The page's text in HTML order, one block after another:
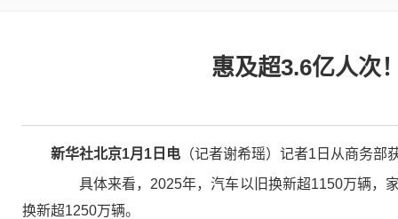
惠及超3.6亿人次
新华社北京1月1日电 （记者谢希瑶）记者1日从商务
具体来看，2025年，汽车以旧换新超1150万辆，家
换新超1250万辆。